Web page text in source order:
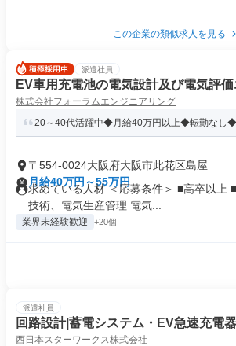
この企業の類似求人を見る
派遣社員
EV車用充電池の電気設計及び電気評
株式会社フォーラムエンジニアリング
20～40代活躍中◆月給40万円以上◆転勤なし
〒554-0024大阪府大阪市此花区島屋
月給40万円～55万円
求めている人材 ＜応募条件＞ ■高卒以上
技術、電気生産管理 電気...
業界未経験歓迎 +20個
派遣社員
回路設計|蓄電システム・EV急速充電器
西日本スターワークス株式会社